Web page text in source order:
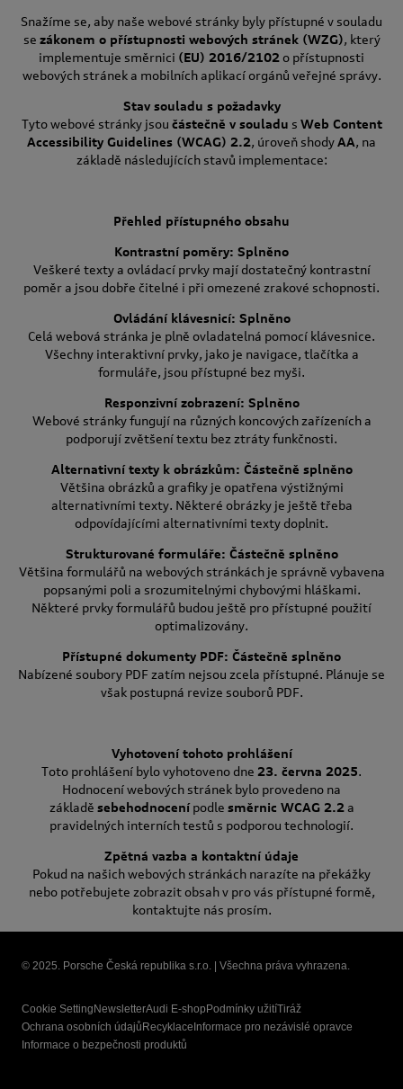
Snažíme se, aby naše webové stránky byly přístupné v souladu
se zákonem o přístupnosti webových stránek (WZG), který
implementuje směrnici (EU) 2016/2102o přístupnosti
webových stránek a mobilních aplikací orgánů veřejné správy.
Stav souladu s požadavky
Tyto webové stránky jsou částečně v souladu s Web Content
Accessibility Guidelines (WCAG) 2.2, úroveň shodyAA, na
základě následujících stavů implementace:
Přehled přístupného obsahu
Kontrastní poměry: Splněno
Veškeré texty a ovládací prvky mají dostatečný kontrastní
poměr a jsou dobře čitelné i při omezené zrakové schopnosti.
Ovládání klávesnicí: Splněno
Celá webová stránka je plně ovladatelná pomocí klávesnice.
Všechny interaktivní prvky, jako je navigace, tlačítka a
formuláře, jsou přístupné bez myši.
Responzivní zobrazení: Splněno
Webové stránky fungují na různých koncových zařízeních a
podporují zvětšení textu bez ztráty funkčnosti.
Alternativní texty k obrázkům: Částečně splněno
Většina obrázků a grafiky je opatřena výstižnými
alternativními texty. Některé obrázky je ještě třeba
odpovídajícími alternativními texty doplnit.
Strukturované formuláře: Částečně splněno
Většina formulářů na webových stránkách je správně vybavena
popsanými poli a srozumitelnými chybovými hláškami.
Některé prvky formulářů budou ještě pro přístupné použití
optimalizovány.
Přístupné dokumenty PDF: Částečně splněno
Nabízené soubory PDF zatím nejsou zcela přístupné. Plánuje se
však postupná revize souborů PDF.
Vyhotovení tohoto prohlášení
Toto prohlášení bylo vyhotoveno dne 23. června 2025.
Hodnocení webových stránek bylo provedeno na
základě sebehodnocenípodle směrnic WCAG 2.2a
pravidelných interních testů s podporou technologií.
Zpětná vazba a kontaktní údaje
Pokud na našich webových stránkách narazíte na překážky
nebo potřebujete zobrazit obsah v pro vás přístupné formě,
kontaktujte nás prosím.
© 2025. Porsche Česká republika s.r.o. | Všechna práva vyhrazena.
Cookie Setting NewsletterAudi E-shop Podmínky užitíTiráž
Ochrana osobních údajů Recyklace Informace pro nezávislé opravce
Informace o bezpečnosti produktů